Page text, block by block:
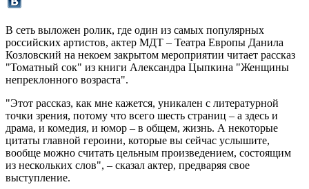
В сеть выложен ролик, где один из самых популярных
российских артистов, актер МДТ – Театра Европы Данила
Козловский на некоем закрытом мероприятии читает рассказ
"Томатный сок" из книги Александра Цыпкина "Женщины
непреклонного возраста".
"Этот рассказ, как мне кажется, уникален с литературной
точки зрения, потому что всего шесть страниц – а здесь и
драма, и комедия, и юмор – в общем, жизнь. А некоторые
цитаты главной героини, которые вы сейчас услышите,
вообще можно считать цельным произведением, состоящим
из нескольких слов", – сказал актер, предваряя свое
выступление.